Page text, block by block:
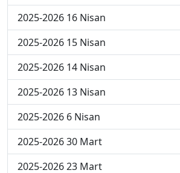
2025-2026 16 Nisan
2025-2026 15 Nisan
2025-2026 14 Nisan
2025-2026 13 Nisan
2025-2026 6 Nisan
2025-2026 30 Mart
2025-2026 23 Mart